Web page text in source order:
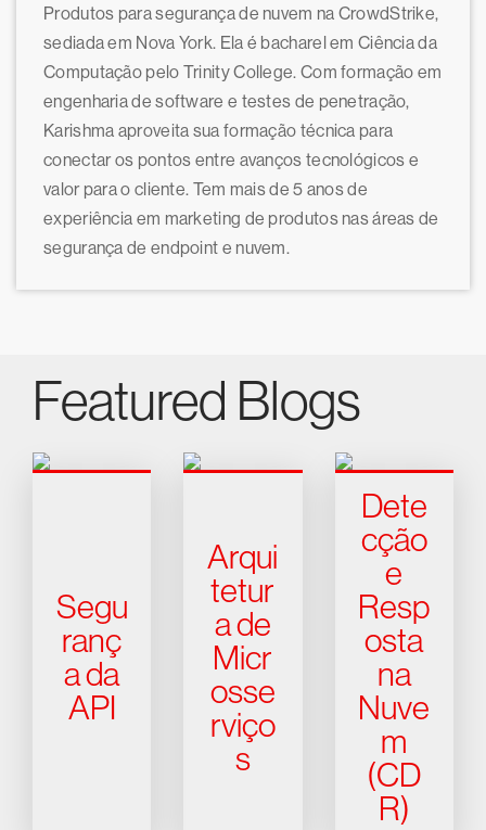
Produtos para segurança de nuvem na CrowdStrike,
sediada em Nova York. Ela é bacharel em Ciência da
Computação pelo Trinity College. Com formação em
engenharia de software e testes de penetração,
Karishma aproveita sua formação técnica para
conectar os pontos entre avanços tecnológicos e
valor para o cliente. Tem mais de 5 anos de
experiência em marketing de produtos nas áreas de
segurança de endpoint e nuvem.
Featured Blogs
Segu
ranç
a da
API
Arqui
tetur
a de
Micr
osse
rviço
s
Dete
cção
e
Resp
osta
na
Nuve
m
(CD
R)